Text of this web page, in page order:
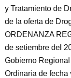
y Tratamiento de
de la oferta de
ORDENANZA
de setiembre del
Gobierno
Ordinaria de fecha